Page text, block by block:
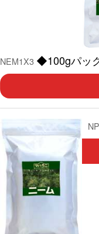
NEM1X3 ◆100gパッ